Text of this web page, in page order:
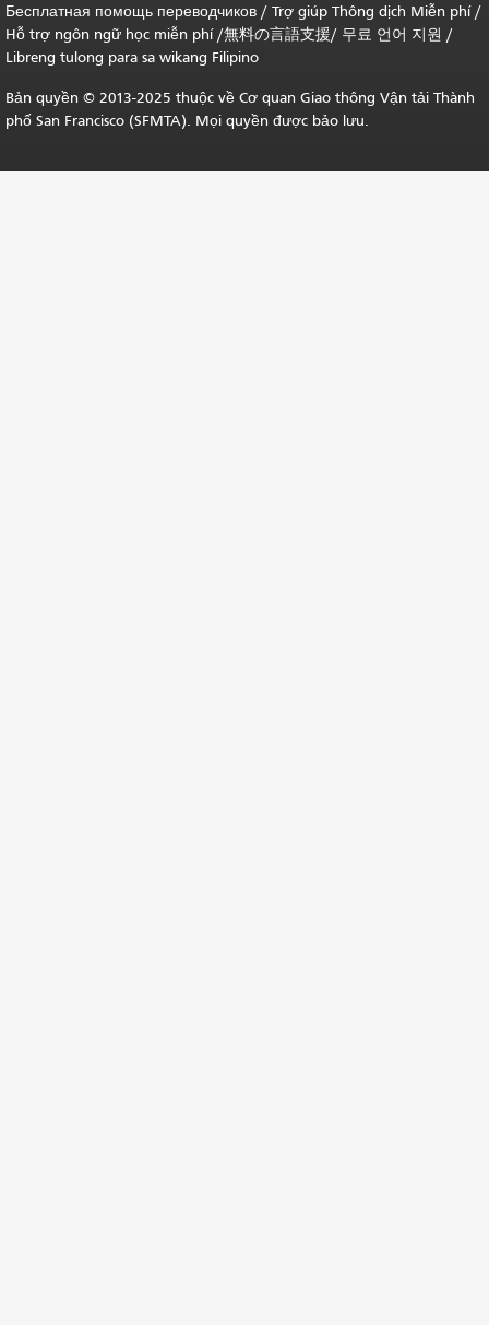
Бесплатная помощь переводчиков / Trợ giúp Thông dịch Miễn phí/
Hỗ trợ ngôn ngữ học miễn phí/無料の言語支援/ 무료 언어 지원 /
Libreng tulong para sa wikang Filipino
Bản quyền © 2013-2025 thuộc về Cơ quan Giao thông Vận tải Thành
phố San Francisco (SFMTA). Mọi quyền được bảo lưu.